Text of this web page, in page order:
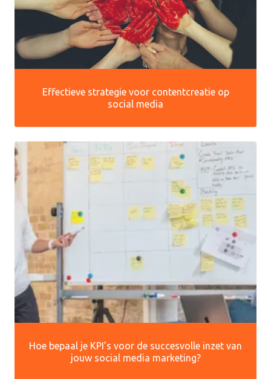
Effectieve strategie voor contentcreatie op
social media
Hoe bepaal je KPI’s voor de succesvolle inzet van
jouw social media marketing?